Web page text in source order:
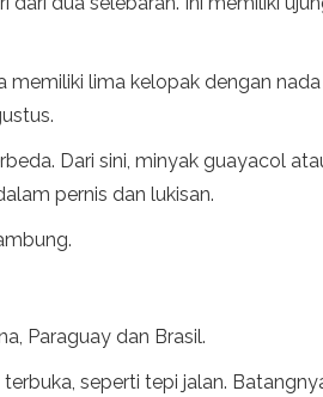
lima kelopak dengan
Dari sini, minyak guayacol
pernis dan lukisan.
Paraguay dan Brasil.
seperti tepi jalan.